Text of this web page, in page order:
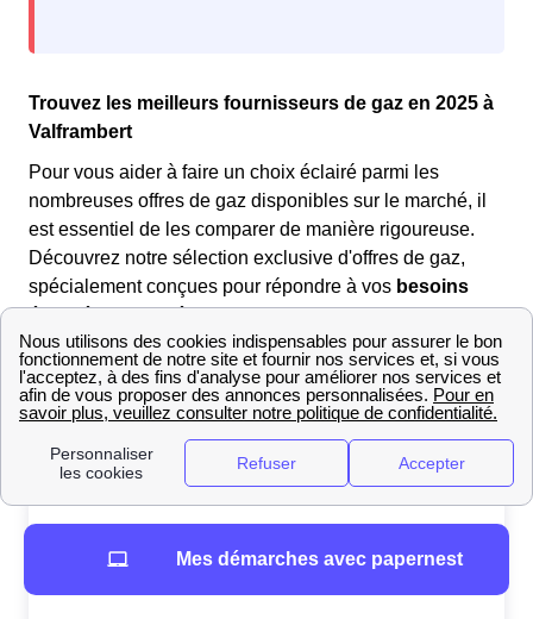
Trouvez les meilleurs fournisseurs de gaz en 2025 à
Valframbert
Pour vous aider à faire un choix éclairé parmi les
nombreuses offres de gaz disponibles sur le marché, il
est essentiel de les comparer de manière rigoureuse.
Découvrez notre sélection exclusive d'offres de gaz,
spécialement conçues pour répondre à vos besoins
énergétiques spécifiques.
Que vous soyez en quête de tarifs avantageux, d'options
plus respectueuses de l'environnement ou de services
additionnels, explorez notre sélection d'offres de gaz
EDF actuelles :
Mes démarches avec papernest